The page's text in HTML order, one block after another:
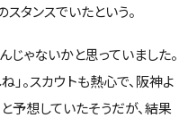
タンスでいたという。
じゃないかと思っていました。
。スカウトも熱心で、阪神よ
予想していたそうだが、結果